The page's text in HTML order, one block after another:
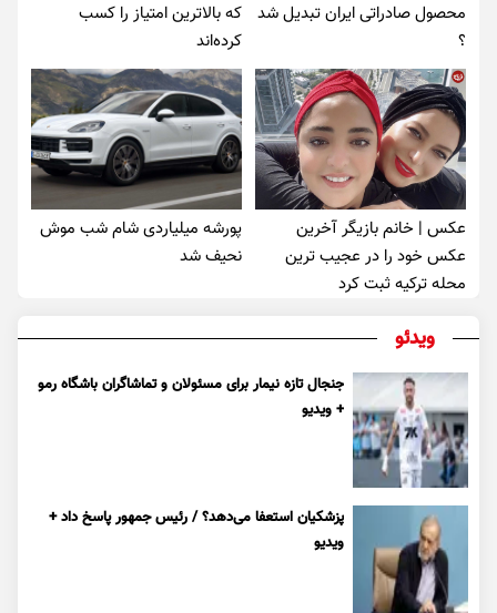
محصول صادراتی ایران تبدیل شد
؟
که بالاترین امتیاز را کسب
کرده‌اند
عکس | خانم بازیگر آخرین
عکس خود را در عجیب ترین
محله ترکیه ثبت کرد
پورشه میلیاردی شام شب موش‌
نحیف شد
ویدئو
جنجال تازه نیمار برای مسئولان و تماشاگران باشگاه رمو
+ ویدیو
پزشکیان استعفا می‌دهد؟ / رئیس جمهور پاسخ داد +
ویدیو